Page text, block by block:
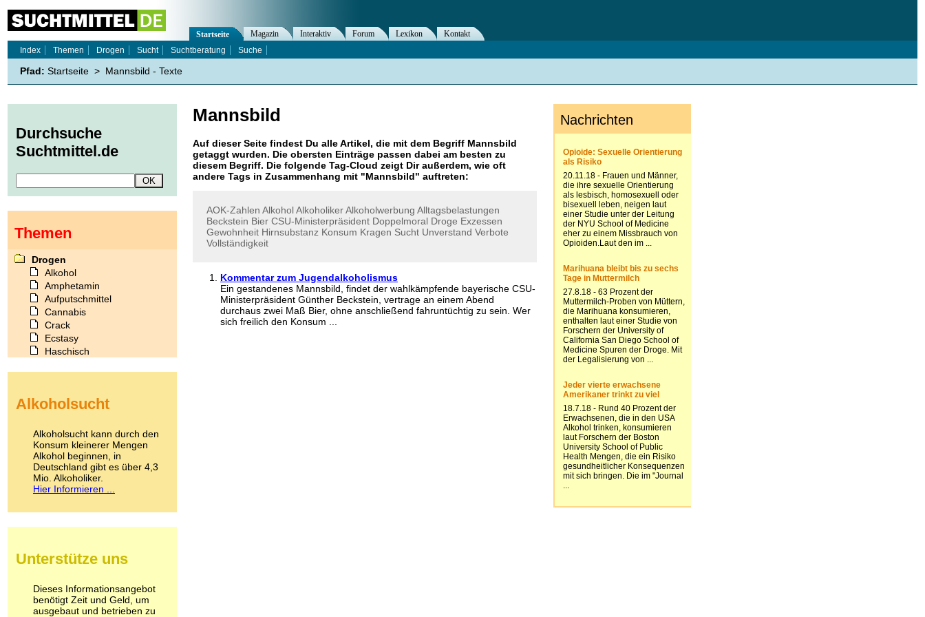
Mannsbild
Auf dieser Seite findest Du alle Artikel, die mit dem Begriff Mannsbild
getaggt wurden. Die obersten Einträge passen dabei am besten zu
diesem Begriff. Die folgende Tag-Cloud zeigt Dir außerdem, wie oft
andere Tags in Zusammenhang mit "Mannsbild" auftreten:
AOK-Zahlen AlkoholAlkoholikerAlkoholwerbung Alltagsbelastungen
Beckstein Bier CSU-Ministerpräsident Doppelmoral Droge Exzessen
Gewohnheit Hirnsubstanz Konsum Kragen Sucht Unverstand Verbote
Vollständigkeit
Kommentar zum Jugendalkoholismus
Ein gestandenes Mannsbild, findet der wahlkämpfende bayerische CSU-
Ministerpräsident Günther Beckstein, vertrage an einem Abend
durchaus zwei Maß Bier, ohne anschließend fahruntüchtig zu sein. Wer
sich freilich den Konsum ...
Startseite Magazin Interaktiv Forum Lexikon
Kontakt
Index
Themen Drogen Sucht Suchtberatung Suche
Pfad: Startseite > Mannsbild - Texte
Durchsuche
Suchtmittel.de
Themen
Drogen
Alkohol
Amphetamin
Aufputschmittel
Cannabis
Crack
Ecstasy
Haschisch
Kokain
LSD
Marihuana
Medikamente
Meskalin
Metamphetamin
Methadon
Pilze
Psychopharmaka
Schlafmittel
Schmerzmittel
Alkoholsucht
Alkoholsucht kann durch den
Konsum kleinerer Mengen
Alkohol beginnen, in
Deutschland gibt es über 4,3
Mio. Alkoholiker.
Hier Informieren ...
Unterstütze uns
Dieses Informationsangebot
benötigt Zeit und Geld, um
ausgebaut und betrieben zu